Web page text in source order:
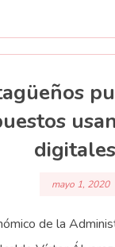
digitales
mayo 1, 2020
de la